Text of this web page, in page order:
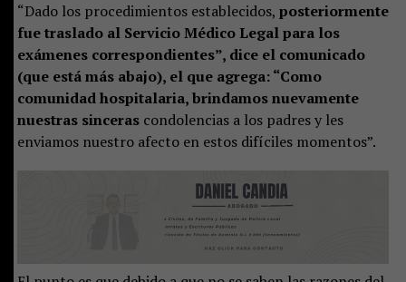
“Dado los procedimientos establecidos, posteriormente
fue traslado al Servicio Médico Legal para los
exámenes correspondientes”, dice el comunicado
(que está más abajo), el que agrega: “Como
comunidad hospitalaria, brindamos nuevamente
nuestras sincerascondolencias a los padres y les
enviamos nuestro afecto en estos difíciles momentos”.